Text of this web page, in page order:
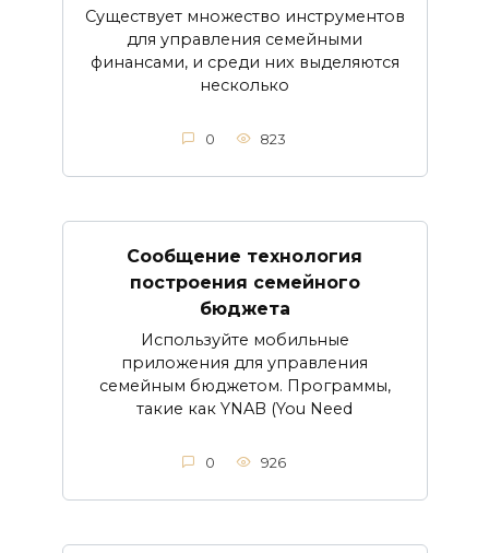
Существует множество инструментов
для управления семейными
финансами, и среди них выделяются
несколько
0 823
Сообщение технология
построения семейного
бюджета
Используйте мобильные
приложения для управления
семейным бюджетом. Программы,
такие как YNAB (You Need
0 926